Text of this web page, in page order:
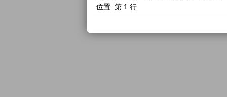
位置: 第 1 行